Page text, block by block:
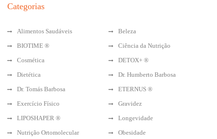
Categorias
Alimentos Saudáveis
Beleza
BIOTIME ®
Ciência da Nutrição
Cosmética
DETOX+ ®
Dietética
Dr. Humberto Barbosa
Dr. Tomás Barbosa
ETERNUS ®
Exercício Físico
Gravidez
LIPOSHAPER ®
Longevidade
Nutrição Ortomolecular
Obesidade